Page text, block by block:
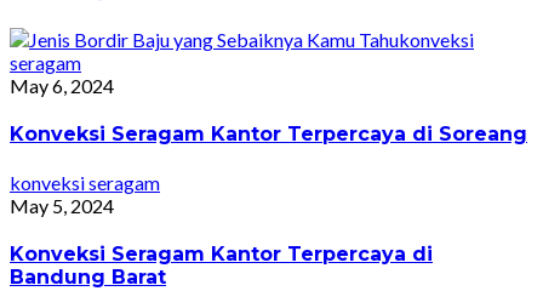
konveksi
seragam
May 6, 2024
Konveksi Seragam Kantor Terpercaya di Soreang
konveksi seragam
May 5, 2024
Konveksi Seragam Kantor Terpercaya di
Bandung Barat